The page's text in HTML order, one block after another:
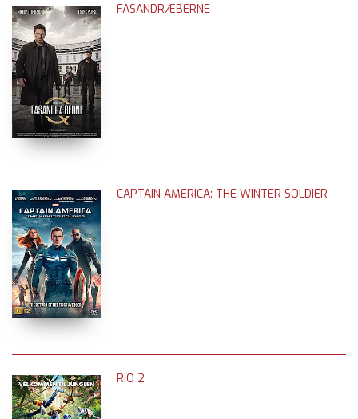
FASANDRÆBERNE
CAPTAIN AMERICA: THE WINTER SOLDIER
RIO 2